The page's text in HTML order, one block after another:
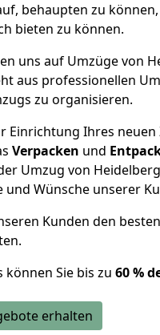
behaupten zu
bieten zu können.
uns auf Umzüge von
aus professionellen
zu organisieren.
Ihres neuen
Verpacken und
Umzug von
Wünsche unserer
Kunden den
Sie bis zu 60 %
erhalten